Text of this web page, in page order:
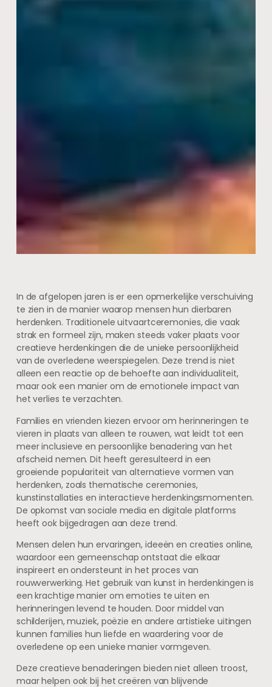
In de afgelopen jaren is er een opmerkelijke verschuiving
te zien in de manier waarop mensen hun dierbaren
herdenken. Traditionele uitvaartceremonies, die vaak
strak en formeel zijn, maken steeds vaker plaats voor
creatieve herdenkingen die de unieke persoonlijkheid
van de overledene weerspiegelen. Deze trend is niet
alleen een reactie op de behoefte aan individualiteit,
maar ook een manier om de emotionele impact van
het verlies te verzachten.
Families en vrienden kiezen ervoor om herinneringen te
vieren in plaats van alleen te rouwen, wat leidt tot een
meer inclusieve en persoonlijke benadering van het
afscheid nemen. Dit heeft geresulteerd in een
groeiende populariteit van alternatieve vormen van
herdenken, zoals thematische ceremonies,
kunstinstallaties en interactieve herdenkingsmomenten.
De opkomst van sociale media en digitale platforms
heeft ook bijgedragen aan deze trend.
Mensen delen hun ervaringen, ideeën en creaties online,
waardoor een gemeenschap ontstaat die elkaar
inspireert en ondersteunt in het proces van
rouwverwerking. Het gebruik van kunst in herdenkingen is
een krachtige manier om emoties te uiten en
herinneringen levend te houden. Door middel van
schilderijen, muziek, poëzie en andere artistieke uitingen
kunnen families hun liefde en waardering voor de
overledene op een unieke manier vormgeven.
Deze creatieve benaderingen bieden niet alleen troost,
maar helpen ook bij het creëren van blijvende